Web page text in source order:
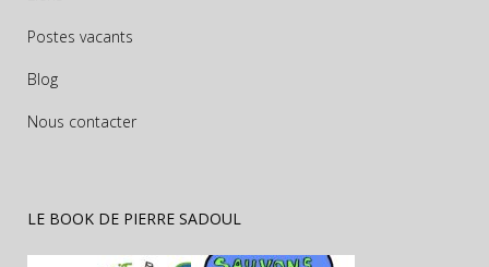
Postes vacants
Blog
Nous contacter
LE BOOK DE PIERRE SADOUL